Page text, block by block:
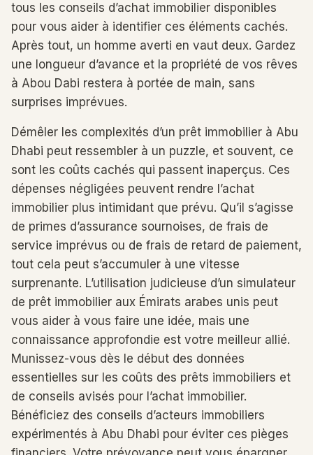
tous les conseils d’achat immobilier disponibles
pour vous aider à identifier ces éléments cachés.
Après tout, un homme averti en vaut deux. Gardez
une longueur d’avance et la propriété de vos rêves
à Abou Dabi restera à portée de main, sans
surprises imprévues.
Démêler les complexités d’un prêt immobilier à Abu
Dhabi peut ressembler à un puzzle, et souvent, ce
sont les coûts cachés qui passent inaperçus. Ces
dépenses négligées peuvent rendre l’achat
immobilier plus intimidant que prévu. Qu’il s’agisse
de primes d’assurance sournoises, de frais de
service imprévus ou de frais de retard de paiement,
tout cela peut s’accumuler à une vitesse
surprenante. L’utilisation judicieuse d’un simulateur
de prêt immobilier aux Émirats arabes unis peut
vous aider à vous faire une idée, mais une
connaissance approfondie est votre meilleur allié.
Munissez-vous dès le début des données
essentielles sur les coûts des prêts immobiliers et
de conseils avisés pour l’achat immobilier.
Bénéficiez des conseils d’acteurs immobiliers
expérimentés à Abu Dhabi pour éviter ces pièges